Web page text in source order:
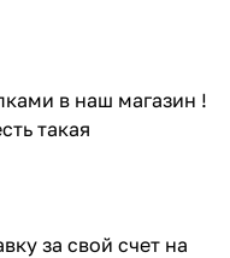
в наш магазин !
такая
за свой счет на